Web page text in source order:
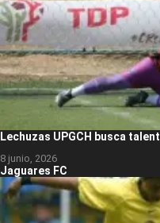
Lechuzas UPGCH busca
8 junio, 2026
Jaguares FC